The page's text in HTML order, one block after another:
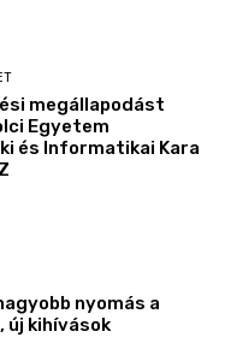
megállapodást
Egyetem
és Informatikai Kara
nyomás a
új kihívások